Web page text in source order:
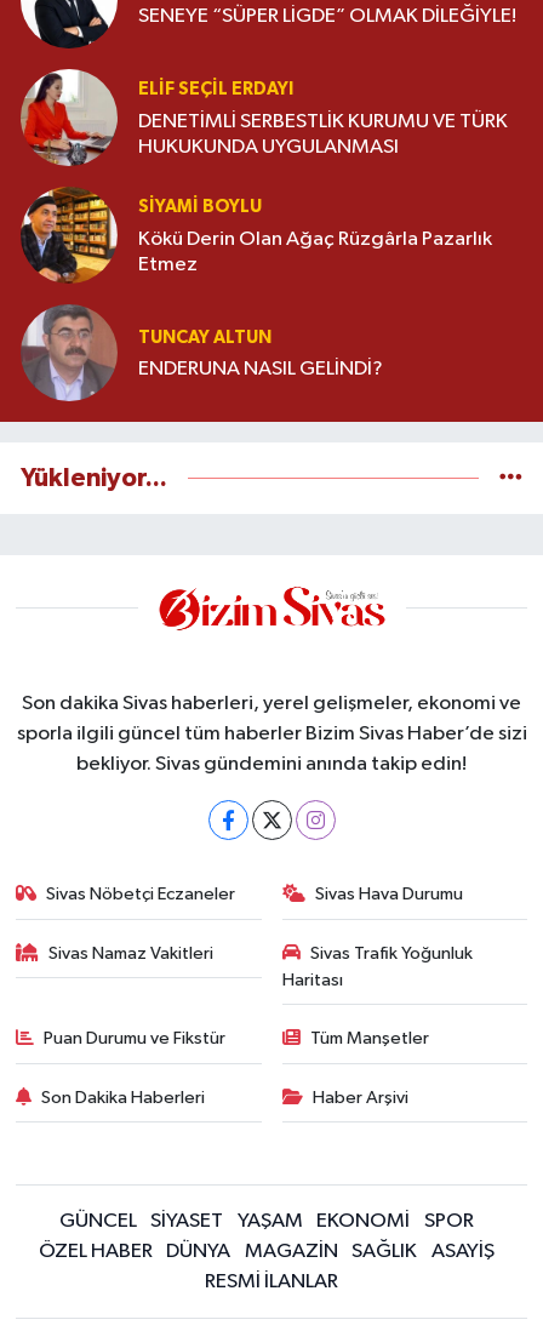
SENEYE “SÜPER LİGDE” OLMAK DİLEĞİYLE!
ELIF SEÇIL ERDAYI
DENETİMLİ SERBESTLİK KURUMU VE TÜRK
HUKUKUNDA UYGULANMASI
SIYAMI BOYLU
Kökü Derin Olan Ağaç Rüzgârla Pazarlık
Etmez
TUNCAY ALTUN
ENDERUNA NASIL GELİNDİ?
Yükleniyor...
Son dakika Sivas haberleri, yerel gelişmeler, ekonomi ve
sporla ilgili güncel tüm haberler Bizim Sivas Haber’de sizi
bekliyor. Sivas gündemini anında takip edin!
Sivas Nöbetçi Eczaneler Sivas Hava Durumu
Sivas Namaz Vakitleri
Sivas Trafik Yoğunluk
Haritası
Puan Durumu ve Fikstür Tüm Manşetler
Son Dakika Haberleri Haber Arşivi
GÜNCEL SİYASET YAŞAM EKONOMİ
SPOR
ÖZEL HABER
DÜNYA MAGAZİN SAĞLIK
ASAYİŞ
RESMİ İLANLAR